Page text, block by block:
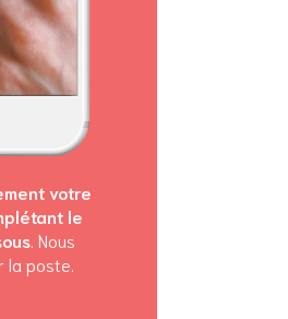
votre
le
. Nous
la poste.